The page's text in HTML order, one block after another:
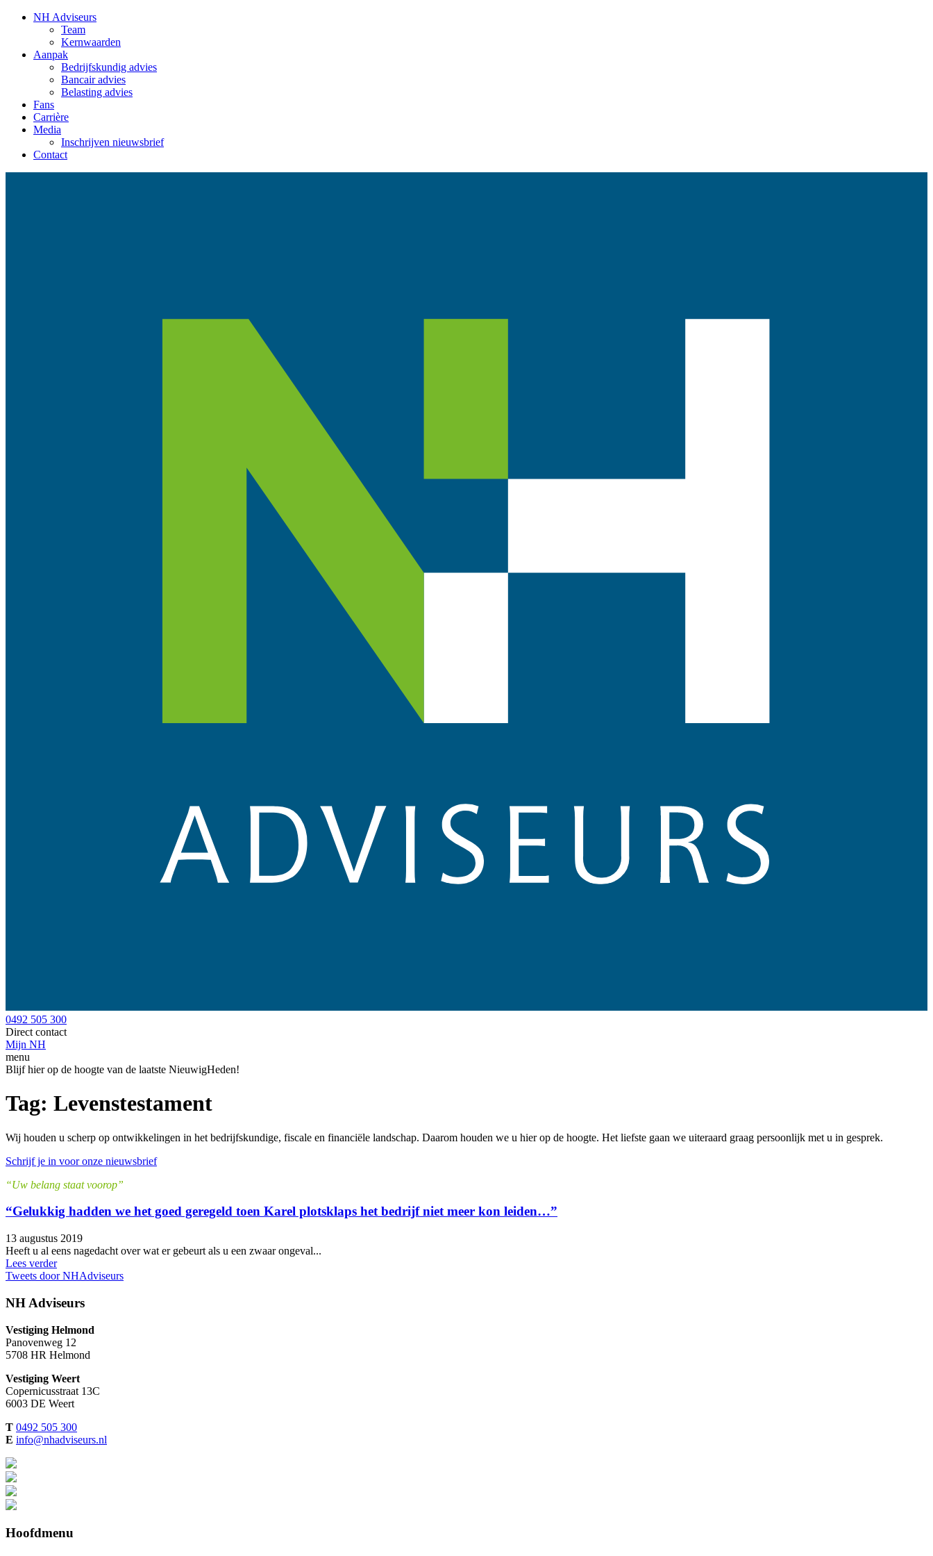
NH Adviseurs
Team
Kernwaarden
Aanpak
Bedrijfskundig advies
Bancair advies
Belasting advies
Fans
Carrière
Media
Inschrijven nieuwsbrief
Contact
0492 505 300
Direct contact
Mijn NH
menu
Blijf hier op de hoogte van de laatste NieuwigHeden!
Tag: Levenstestament
Wij houden u scherp op ontwikkelingen in het bedrijfskundige, fiscale en financiële landschap. Daarom houden we u hier op de hoogte. Het liefste gaan we uiteraard graag persoonlijk met u in gesprek.
Schrijf je in voor onze nieuwsbrief
“Uw belang staat voorop”
“Gelukkig hadden we het goed geregeld toen Karel plotsklaps het bedrijf niet meer kon leiden…”
13 augustus 2019
Heeft u al eens nagedacht over wat er gebeurt als u een zwaar ongeval...
Lees verder
Tweets door NHAdviseurs
NH Adviseurs
Vestiging Helmond
Panovenweg 12
5708 HR Helmond
Vestiging Weert
Copernicusstraat 13C
6003 DE Weert
T 0492 505 300
E info@nhadviseurs.nl
Hoofdmenu